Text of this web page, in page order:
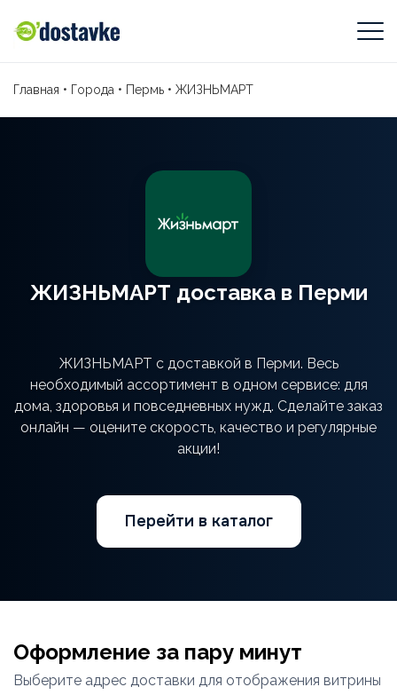
Главная • Города • Пермь • ЖИЗНЬМАРТ
ЖИЗНЬМАРТ доставка в Перми
ЖИЗНЬМАРТ с доставкой в Перми. Весь
необходимый ассортимент в одном сервисе: для
дома, здоровья и повседневных нужд. Сделайте заказ
онлайн — оцените скорость, качество и регулярные
акции!
Перейти в каталог
Оформление за пару минут
Выберите адрес доставки для отображения витрины